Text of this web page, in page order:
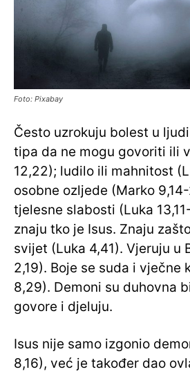
Foto: Pixabay
Često uzrokuju bolest u
tipa da ne mogu govoriti ili
12,22); ludilo ili mahnitost
osobne ozljede (Marko
tjelesne slabosti (Luka
znaju tko je Isus. Znaju
svijet (Luka 4,41). Vjeruju u
2,19). Boje se suda i vječne
8,29). Demoni su duhovna
govore i djeluju.
Isus nije samo izgonio
8,16), već je također dao